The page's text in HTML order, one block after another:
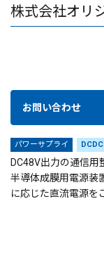
株式会社オリ
お問い合わせ
パワーサプライ
DC48V出力の通信
半導体成膜用電源装
に応じた直流電源を